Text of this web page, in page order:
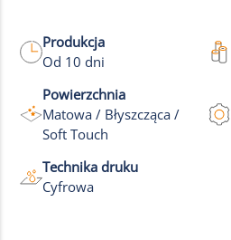
Produkcja
Od 10 dni
Powierzchnia
Matowa / Błyszcząca /
Soft Touch
Technika druku
Cyfrowa